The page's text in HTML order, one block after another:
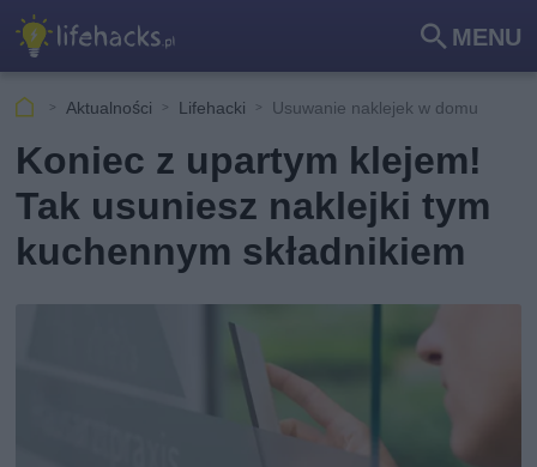
MENU
Szu
Aktualności Lifehacki Usuwanie naklejek w domu
Koniec z upartym klejem!
Tak usuniesz naklejki tym
kuchennym składnikiem